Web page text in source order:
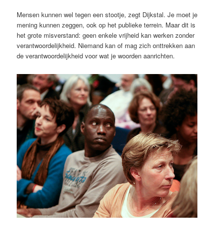
Mensen kunnen wel tegen een stootje, zegt Dijkstal. Je moet je
mening kunnen zeggen, ook op het publieke terrein. Maar dit is
het grote misverstand: geen enkele vrijheid kan werken zonder
verantwoordelijkheid. Niemand kan of mag zich onttrekken aan
de verantwoordelijkheid voor wat je woorden aanrichten.